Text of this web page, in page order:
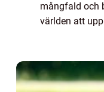
mångfald och
världen att